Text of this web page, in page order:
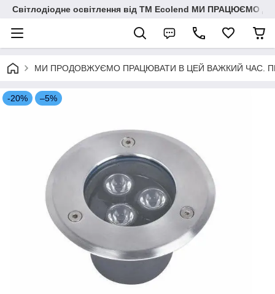
Світлодіодне освітлення від ТМ Ecolend МИ ПРАЦЮЄМО
МИ ПРОДОВЖУЄМО ПРАЦЮВАТИ В ЦЕЙ ВАЖКИЙ ЧАС.
-20% –5%